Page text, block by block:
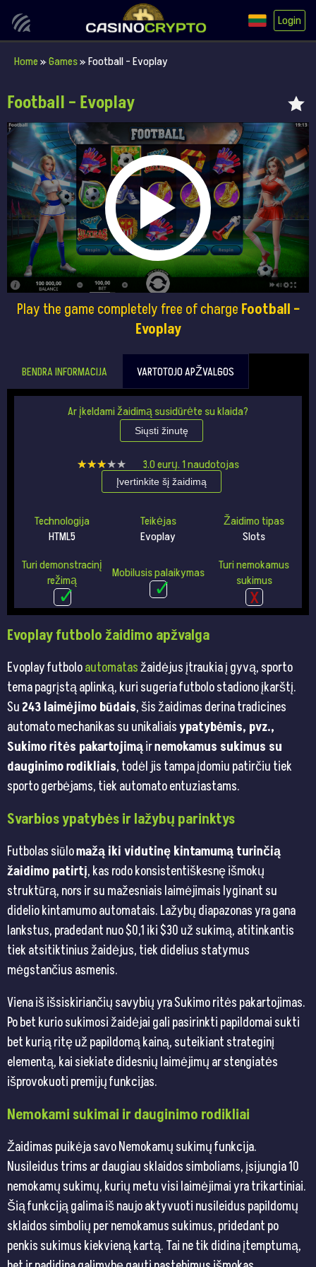
Login
Home»Games»Football – Evoplay
Football – Evoplay
Play the game completely free of charge Football –
Evoplay
BENDRA INFORMACIJA VARTOTOJO APŽVALGOS
Ar įkeldami žaidimą susidūrėte su klaida?
Siųsti žinutę
★★★★★
★★★★★ 3.0eurų.1naudotojas
Įvertinkite šį žaidimą
Technologija
HTML5
Teikėjas
Evoplay
Žaidimo tipas
Slots
Turi demonstracinį
režimą
Mobilusis palaikymas
Turi nemokamus
sukimus
Evoplay futbolo žaidimo apžvalga
Evoplay futboloautomatasžaidėjus įtraukia į gyvą, sporto
tema pagrįstą aplinką, kuri sugeria futbolo stadiono įkarštį.
Su243 laimėjimo būdais, šis žaidimas derina tradicines
automato mechanikas su unikaliaisypatybėmis, pvz.,
Sukimo ritės pakartojimąirnemokamus sukimus su
dauginimo rodikliais, todėl jis tampa įdomiu patirčiu tiek
sporto gerbėjams, tiek automato entuziastams.
Svarbios ypatybės ir lažybų parinktys
Futbolas siūlomažą iki vidutinę kintamumą turinčią
žaidimo patirtį, kas rodo konsistentiškesnę išmokų
struktūrą, nors ir su mažesniais laimėjimais lyginant su
didelio kintamumo automatais. Lažybų diapazonas yra gana
lankstus, pradedant nuo $0,1 iki $30 už sukimą, atitinkantis
tiek atsitiktinius žaidėjus, tiek didelius statymus
mėgstančius asmenis.
Viena iš išsiskiriančių savybių yra Sukimo ritės pakartojimas.
Po bet kurio sukimosi žaidėjai gali pasirinkti papildomai sukti
bet kurią ritę už papildomą kainą, suteikiant strateginį
elementą, kai siekiate didesnių laimėjimų ar stengiatės
išprovokuoti premijų funkcijas​​​​.
Nemokami sukimai ir dauginimo rodikliai
Žaidimas puikėja savo Nemokamų sukimų funkcija.
Nusileidus trims ar daugiau sklaidos simboliams, įsijungia 10
nemokamų sukimų, kurių metu visi laimėjimai yra trikartiniai.
Šią funkciją galima iš naujo aktyvuoti nusileidus papildomų
sklaidos simbolių per nemokamus sukimus, pridedant po
penkis sukimus kiekvieną kartą. Tai ne tik didina įtemptumą,